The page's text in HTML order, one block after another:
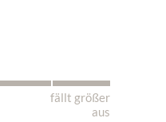
fällt größer
aus